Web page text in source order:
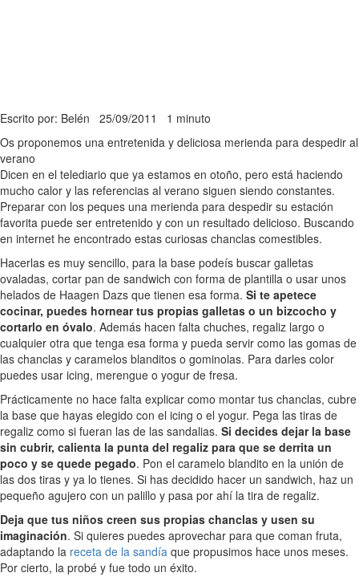
Escrito por: Belén 25/09/2011 1 minuto
Os proponemos una entretenida y deliciosa merienda para despedir al
verano
Dicen en el telediario que ya estamos en otoño, pero está haciendo
mucho calor y las referencias al verano siguen siendo constantes.
Preparar con los peques una merienda para despedir su estación
favorita puede ser entretenido y con un resultado delicioso. Buscando
en internet he encontrado estas curiosas chanclas comestibles.
Hacerlas es muy sencillo, para la base podeís buscar galletas
ovaladas, cortar pan de sandwich con forma de plantilla o usar unos
helados de Haagen Dazs que tienen esa forma. Si te apetece
cocinar, puedes hornear tus propias galletas o un bizcocho y
cortarlo en óvalo. Además hacen falta chuches, regaliz largo o
cualquier otra que tenga esa forma y pueda servir como las gomas de
las chanclas y caramelos blanditos o gominolas. Para darles color
puedes usar icing, merengue o yogur de fresa.
Prácticamente no hace falta explicar como montar tus chanclas, cubre
la base que hayas elegido con el icing o el yogur. Pega las tiras de
regaliz como si fueran las de las sandalias. Si decides dejar la base
sin cubrir, calienta la punta del regaliz para que se derrita un
poco y se quede pegado. Pon el caramelo blandito en la unión de
las dos tiras y ya lo tienes. Si has decidido hacer un sandwich, haz un
pequeño agujero con un palillo y pasa por ahí la tira de regaliz.
Deja que tus niños creen sus propias chanclas y usen su
imaginación. Si quieres puedes aprovechar para que coman fruta,
adaptando la receta de la sandía que propusimos hace unos meses.
Por cierto, la probé y fue todo un éxito.